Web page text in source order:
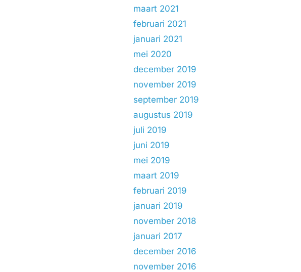
maart 2021
februari 2021
januari 2021
mei 2020
december 2019
november 2019
september 2019
augustus 2019
juli 2019
juni 2019
mei 2019
maart 2019
februari 2019
januari 2019
november 2018
januari 2017
december 2016
november 2016